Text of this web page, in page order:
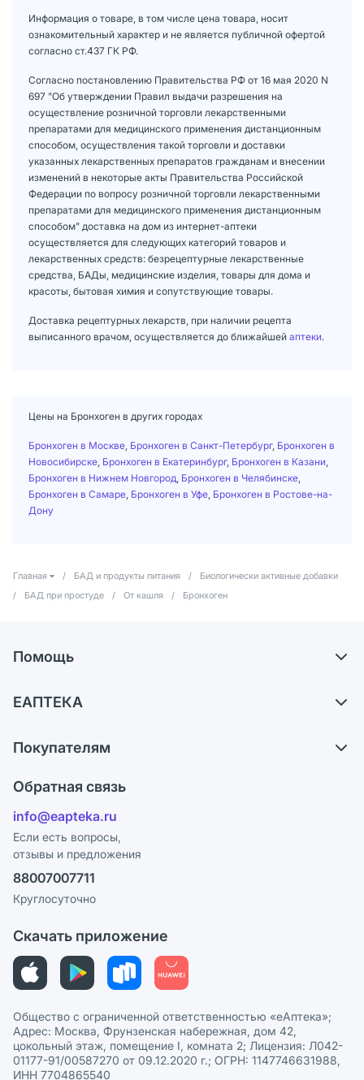
Информация о товаре, в том числе цена товара, носит
ознакомительный характер и не является публичной офертой
согласно ст.437 ГК РФ.
Согласно постановлению Правительства РФ от 16 мая 2020 N
697 "Об утверждении Правил выдачи разрешения на
осуществление розничной торговли лекарственными
препаратами для медицинского применения дистанционным
способом, осуществления такой торговли и доставки
указанных лекарственных препаратов гражданам и внесении
изменений в некоторые акты Правительства Российской
Федерации по вопросу розничной торговли лекарственными
препаратами для медицинского применения дистанционным
способом" доставка на дом из интернет-аптеки
осуществляется для следующих категорий товаров и
лекарственных средств: безрецептурные лекарственные
средства, БАДы, медицинские изделия, товары для дома и
красоты, бытовая химия и сопутствующие товары.
Доставка рецептурных лекарств, при наличии рецепта
выписанного врачом, осуществляется до ближайшей аптеки.
Цены на Бронхоген в других городах
Бронхоген в Москве Бронхоген в Санкт-Петербург, Бронхоген в
Новосибирске Бронхоген в Екатеринбург, Бронхоген в Казани
Бронхоген в Нижнем Новгород Бронхоген в Челябинске
Бронхоген в Самаре Бронхоген в Уфе Бронхоген в Ростове-на-
Дону
Главная / БАД и продукты питания /
Биологически активные добавки
/
БАД при простуде / От кашля / Бронхоген
Помощь
Самовывоз из аптек
Ответы на вопросы
Блог
ЕАПТЕКА
Карьера
Поставщики
Лицензия
Реклама на сайте
Ваши товары на ЕАПТЕКЕ
Покупателям
Программа СберСпасибо
Политика конфиденциальности
Пользовательское соглашение
Политика рекомендаций
Этика и соответствие
Политика в отношении обработки персональных данных
Обратная связь
info@eapteka.ru
Если есть вопросы,
отзывы и предложения
88007007711
Круглосуточно
Скачать приложение
Общество с ограниченной ответственностью «еАптека»;
Адрес: Москва, Фрунзенская набережная, дом 42,
цокольный этаж, помещение I, комната 2; Лицензия: Л042-
01177-91/00587270 от 09.12.2020 г.; ОГРН: 1147746631988,
ИНН 7704865540